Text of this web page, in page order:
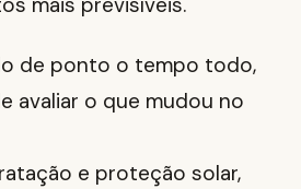
de ponto o tempo todo,
avaliar o que mudou no
e proteção solar,